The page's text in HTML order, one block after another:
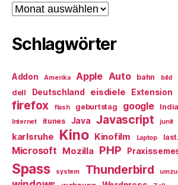
Archiv
Schlagwörter
Addon Amerika Apple Auto bahn bild
dell Deutschland eisdiele Extension
firefox flash geburtstag google
Internet itunes Java Javascript junit
karlsruhe Kino Kinofilm Laptop
Microsoft Mozilla PHP
Spass system Thunderbird